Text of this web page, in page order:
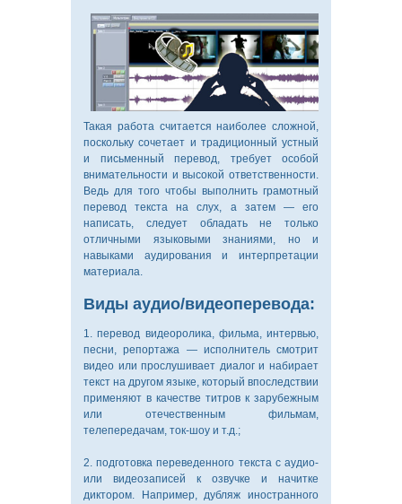
Такая работа считается наиболее сложной,
поскольку сочетает и традиционный устный
и письменный перевод, требует особой
внимательности и высокой ответственности.
Ведь для того чтобы выполнить грамотный
перевод текста на слух, а затем — его
написать, следует обладать не только
отличными языковыми знаниями, но и
навыками аудирования и интерпретации
материала.
Виды аудио/видеоперевода:
1. перевод видеоролика, фильма, интервью,
песни, репортажа — исполнитель смотрит
видео или прослушивает диалог и набирает
текст на другом языке, который впоследствии
применяют в качестве титров к зарубежным
или отечественным фильмам,
телепередачам, ток-шоу и т.д.;
2. подготовка переведенного текста с аудио-
или видеозаписей к озвучке и начитке
диктором. Например, дубляж иностранного